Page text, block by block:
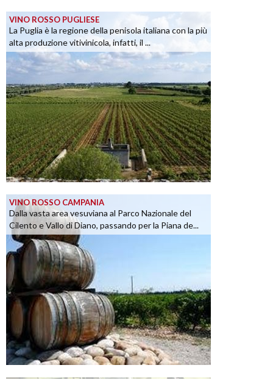
VINO ROSSO PUGLIESE
La Puglia è la regione della penisola italiana con la più
alta produzione vitivinicola, infatti, il ...
VINO ROSSO CAMPANIA
Dalla vasta area vesuviana al Parco Nazionale del
Cilento e Vallo di Diano, passando per la Piana de...